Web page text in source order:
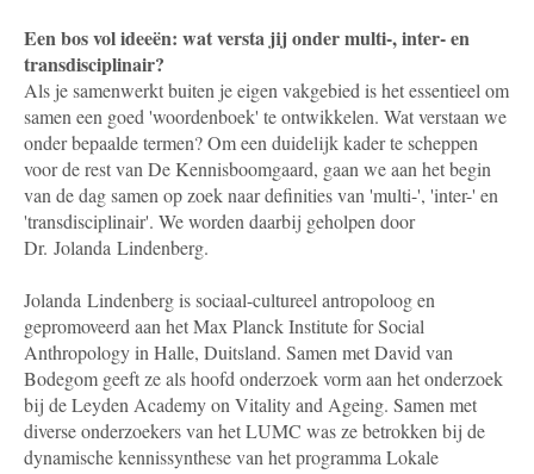
Een bos vol ideeën: wat versta jij onder multi-, inter- en
transdisciplinair?
Als je samenwerkt buiten je eigen vakgebied is het essentieel om
samen een goed 'woordenboek' te ontwikkelen. Wat verstaan we
onder bepaalde termen? Om een duidelijk kader te scheppen
voor de rest van De Kennisboomgaard, gaan we aan het begin
van de dag samen op zoek naar definities van 'multi-', 'inter-' en
'transdisciplinair'. We worden daarbij geholpen door
Dr. Jolanda Lindenberg.
Jolanda Lindenberg is sociaal-cultureel antropoloog en
gepromoveerd aan het Max Planck Institute for Social
Anthropology in Halle, Duitsland. Samen met David van
Bodegom geeft ze als hoofd onderzoek vorm aan het onderzoek
bij de Leyden Academy on Vitality and Ageing. Samen met
diverse onderzoekers van het LUMC was ze betrokken bij de
dynamische kennissynthese van het programma Lokale